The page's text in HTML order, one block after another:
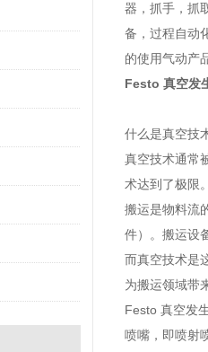
器，抓手，抓
备，过程自动
的使用气动产
Festo 真空发
什么是真空技
真空技术通常
术达到了极限
搬运是物料流
件）。搬运设
而真空技术是
为搬运领域带
Festo 真空发
喷嘴，即喷射